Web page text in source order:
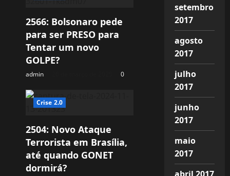
2566: Bolsonaro pede
para ser PRESO para
Tentar um novo
GOLPE?
admin 0
Crise 2.0
2504: Novo Ataque
Terrorista em Brasília,
até quando GONET
dormirá?
setembro
2017
agosto
2017
julho
2017
junho
2017
maio
2017